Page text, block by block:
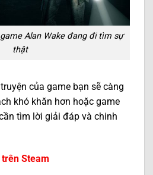
Alan Wake đang đi tìm sự
thật
của game bạn sẽ càng
khó khăn hơn hoặc game
tìm lời giải đáp và chinh
Steam